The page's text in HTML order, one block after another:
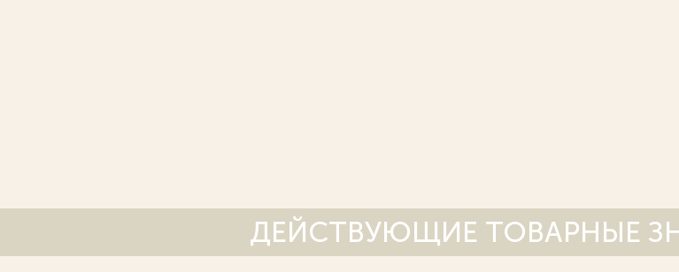
ДЕЙСТВУЮЩИЕ ТОВАРНЫЕ